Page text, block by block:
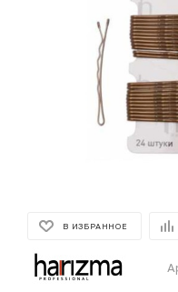
В ИЗБРАННОЕ